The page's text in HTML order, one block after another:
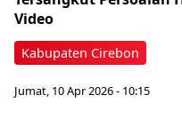
Kabupaten Cirebon
Video
Jumat, 10 Apr 2026 - 10:15